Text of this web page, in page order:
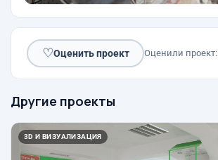
♡Оценить проект Оценили проект:
Другие проекты
3D И ВИЗУАЛИЗАЦИЯ